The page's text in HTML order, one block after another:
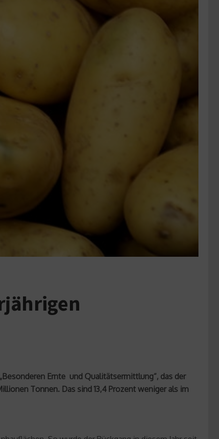
Ernte und Qualitätsermittlung“, das der
Tonnen. Das sind 13,4 Prozent weniger als im